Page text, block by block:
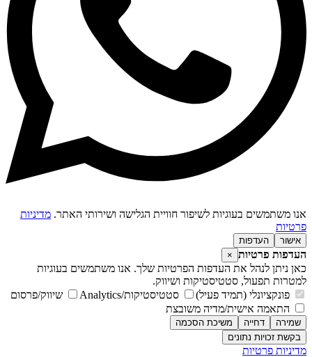
משתמשים בעוגיות לשיפור חוויית הגלישה ושירותי האתר.מדיניות
אישור העדפות
פרטיות ×
ניתן לנהל את העדפות הפרטיות שלך. אנו משתמשים בעוגיות
תפעול, סטטיסטיקות ושיווק.
פונקציונלי (תמיד פעיל)
סטטיסטיקות/Analytics
שיווק/פרסום
התאמה אישית/מדיה משובצת
שמירה דחייה
משיכת הסכמה
בקשת זכויות נתונים
פרטיות